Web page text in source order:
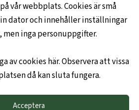
vår webbplats. Cookies är små
dator och innehåller inställningar
inga personuppgifter.
av cookies här. Observera att vissa
då kan sluta fungera.
Acceptera